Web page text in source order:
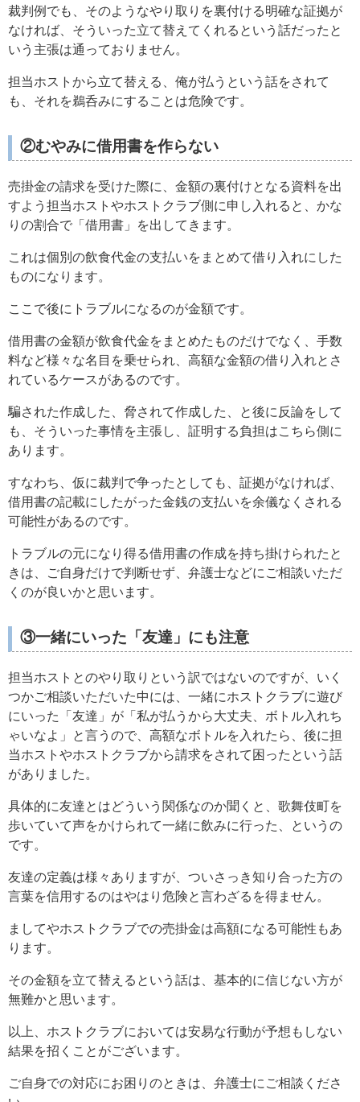
裁判例でも、そのようなやり取りを裏付ける明確な証拠が
なければ、そういった立て替えてくれるという話だったと
いう主張は通っておりません。
担当ホストから立て替える、俺が払うという話をされて
も、それを鵜呑みにすることは危険です。
②むやみに借用書を作らない
売掛金の請求を受けた際に、金額の裏付けとなる資料を出
すよう担当ホストやホストクラブ側に申し入れると、かな
りの割合で「借用書」を出してきます。
これは個別の飲食代金の支払いをまとめて借り入れにした
ものになります。
ここで後にトラブルになるのが金額です。
借用書の金額が飲食代金をまとめたものだけでなく、手数
料など様々な名目を乗せられ、高額な金額の借り入れとさ
れているケースがあるのです。
騙された作成した、脅されて作成した、と後に反論をして
も、そういった事情を主張し、証明する負担はこちら側に
あります。
すなわち、仮に裁判で争ったとしても、証拠がなければ、
借用書の記載にしたがった金銭の支払いを余儀なくされる
可能性があるのです。
トラブルの元になり得る借用書の作成を持ち掛けられたと
きは、ご自身だけで判断せず、弁護士などにご相談いただ
くのが良いかと思います。
③一緒にいった「友達」にも注意
担当ホストとのやり取りという訳ではないのですが、いく
つかご相談いただいた中には、一緒にホストクラブに遊び
にいった「友達」が「私が払うから大丈夫、ボトル入れち
ゃいなよ」と言うので、高額なボトルを入れたら、後に担
当ホストやホストクラブから請求をされて困ったという話
がありました。
具体的に友達とはどういう関係なのか聞くと、歌舞伎町を
歩いていて声をかけられて一緒に飲みに行った、というの
です。
友達の定義は様々ありますが、ついさっき知り合った方の
言葉を信用するのはやはり危険と言わざるを得ません。
ましてやホストクラブでの売掛金は高額になる可能性もあ
ります。
その金額を立て替えるという話は、基本的に信じない方が
無難かと思います。
以上、ホストクラブにおいては安易な行動が予想もしない
結果を招くことがございます。
ご自身での対応にお困りのときは、弁護士にご相談くださ